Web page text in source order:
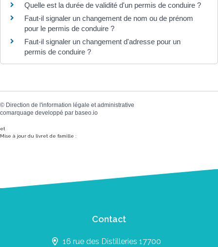
Quelle est la durée de validité d'un permis de conduire ?
Faut-il signaler un changement de nom ou de prénom
pour le permis de conduire ?
Faut-il signaler un changement d'adresse pour un
permis de conduire ?
© Direction de l'information légale et administrative
comarquage developpé par baseo.io
et
Mise à jour du livret de famille :
Contact
16 rue des Distilleries 17700